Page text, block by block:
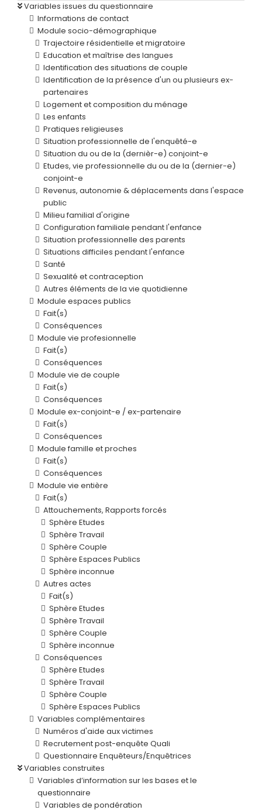
Variables issues du questionnaire
Informations de contact
Module socio-démographique
Trajectoire résidentielle et migratoire
Education et maîtrise des langues
Identification des situations de couple
Identification de la présence d'un ou plusieurs ex-
partenaires
Logement et composition du ménage
Les enfants
Pratiques religieuses
Situation professionnelle de l'enquêté-e
Situation du ou de la (dernièr-e) conjoint-e
Etudes, vie professionnelle du ou de la (dernier-e)
conjoint-e
Revenus, autonomie & déplacements dans l'espace
public
Milieu familial d'origine
Configuration familiale pendant l'enfance
Situation professionnelle des parents
Situations difficiles pendant l'enfance
Santé
Sexualité et contraception
Autres éléments de la vie quotidienne
Module espaces publics
Fait(s)
Conséquences
Module vie profesionnelle
Fait(s)
Conséquences
Module vie de couple
Fait(s)
Conséquences
Module ex-conjoint-e / ex-partenaire
Fait(s)
Conséquences
Module famille et proches
Fait(s)
Conséquences
Module vie entière
Fait(s)
Attouchements, Rapports forcés
Sphère Etudes
Sphère Travail
Sphère Couple
Sphère Espaces Publics
Sphère inconnue
Autres actes
Fait(s)
Sphère Etudes
Sphère Travail
Sphère Couple
Sphère inconnue
Conséquences
Sphère Etudes
Sphère Travail
Sphère Couple
Sphère Espaces Publics
Variables complémentaires
Numéros d'aide aux victimes
Recrutement post-enquête Quali
Questionnaire Enquêteurs/Enquêtrices
Variables construites
Variables d’information sur les bases et le
questionnaire
Variables de pondération